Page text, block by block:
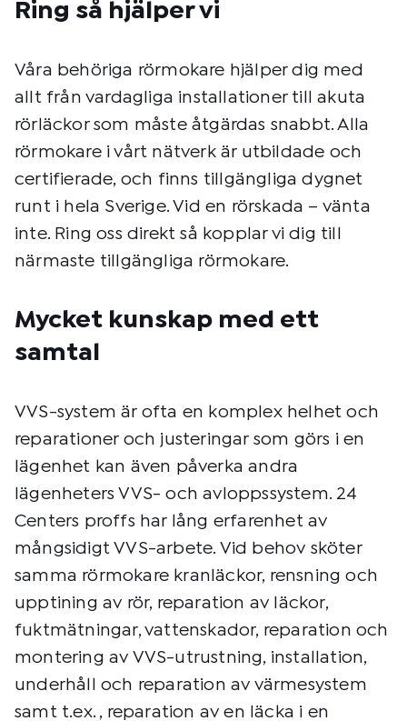
Ring så hjälper vi
Våra behöriga rörmokare hjälper dig med
allt från vardagliga installationer till akuta
rörläckor som måste åtgärdas snabbt. Alla
rörmokare i vårt nätverk är utbildade och
certifierade, och finns tillgängliga dygnet
runt i hela Sverige. Vid en rörskada – vänta
inte. Ring oss direkt så kopplar vi dig till
närmaste tillgängliga rörmokare.
Mycket kunskap med ett
samtal
VVS-system är ofta en komplex helhet och
reparationer och justeringar som görs i en
lägenhet kan även påverka andra
lägenheters VVS- och avloppssystem. 24
Centers proffs har lång erfarenhet av
mångsidigt VVS-arbete. Vid behov sköter
samma rörmokare kranläckor, rensning och
upptining av rör, reparation av läckor,
fuktmätningar, vattenskador, reparation och
montering av VVS-utrustning, installation,
underhåll och reparation av värmesystem
samt t.ex. , reparation av en läcka i en